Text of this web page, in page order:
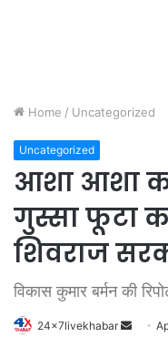
Home / Uncategorized
Uncategorized
आशा आशा
गुस्सा फूटा
शिवराज
विकास कुमार बर्मन की
24x7livekhabar
Send